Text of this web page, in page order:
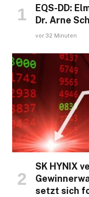
EQS-DD:
Dr. Arne
vor 32 Minuten
SK HYNIX
setzt sich